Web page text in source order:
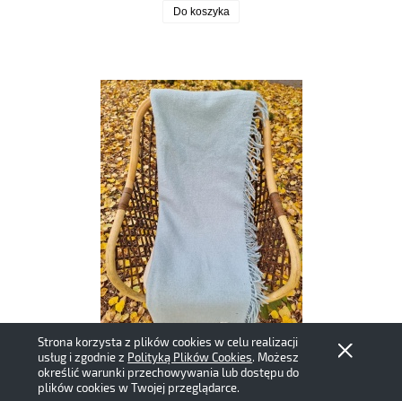
Strona korzysta z plików cookies w celu realizacji
usług i zgodnie z Polityką Plików Cookies. Możesz
określić warunki przechowywania lub dostępu do
plików cookies w Twojej przeglądarce.
Do koszyka
IKEA koc błękitny wełniany